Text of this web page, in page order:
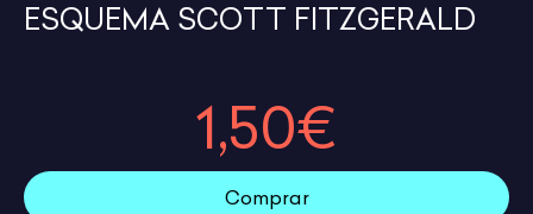
ESQUEMA SCOTT FITZGERALD
1,50€
Comprar